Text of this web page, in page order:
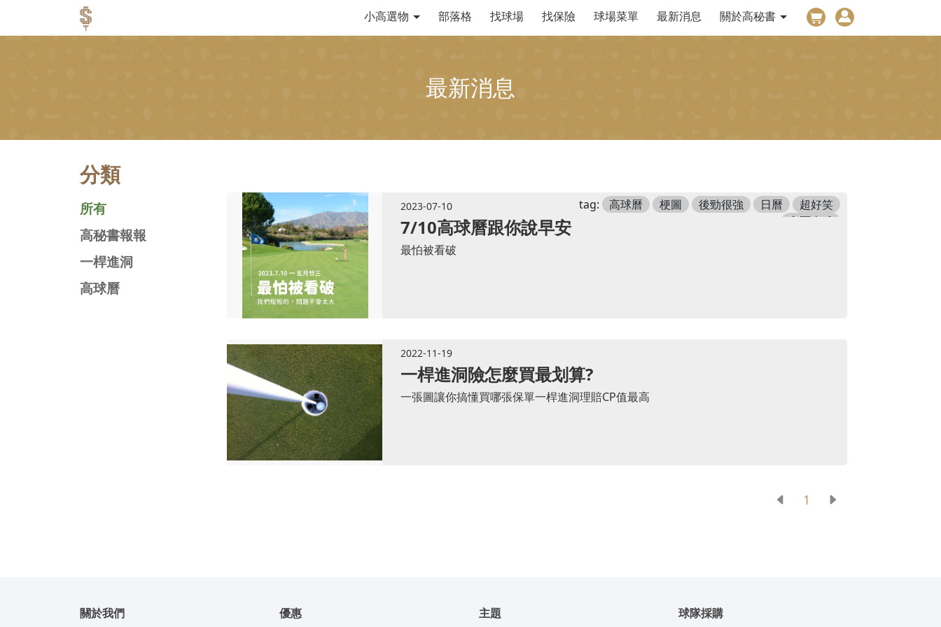
小高選物 部落格 找球場 找保險 球場菜單 最新消息 關於高秘書
最新消息
分類
所有
高秘書報報
一桿進洞
高球曆
tag: 高球曆 梗圖 後勁很強 日曆
超好笑
高爾夫球
2023-07-10
7/10高球曆跟你說早安
最怕被看破
2022-11-19
一桿進洞險怎麼買最划算?
一張圖讓你搞懂買哪張保單一桿進洞理賠CP值最高
1
關於我們 優惠 主題 球隊採購